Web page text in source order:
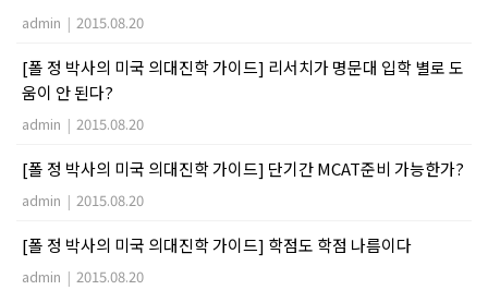
admin | 2015.08.20
[폴 정 박사의 미국 의대진학 가이드] 리서치가 명문대 입학 별로 도
움이 안 된다?
admin | 2015.08.20
[폴 정 박사의 미국 의대진학 가이드] 단기간 MCAT준비 가능한가?
admin | 2015.08.20
[폴 정 박사의 미국 의대진학 가이드] 학점도 학점 나름이다
admin | 2015.08.20